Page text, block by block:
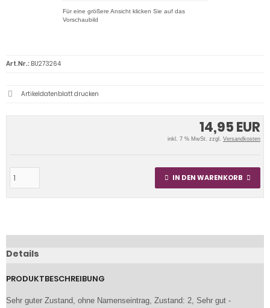
Für eine größere Ansicht klicken Sie auf das
Vorschaubild
14,95 EUR
inkl. 7 % MwSt. zzgl. Versandkosten
IN DEN WARENKORB
Art.Nr.: BU273264
Artikeldatenblatt drucken
Details
PRODUKTBESCHREIBUNG
Sehr guter Zustand, ohne Namenseintrag, Zustand: 2, Sehr gut -